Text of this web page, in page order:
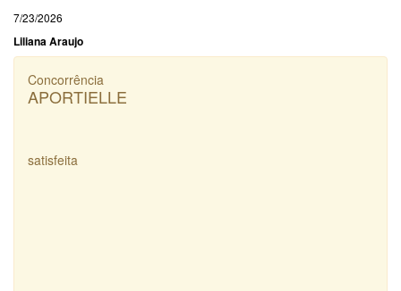
7/23/2026
Liliana Araujo
Concorrência
APORTIELLE
satisfeita